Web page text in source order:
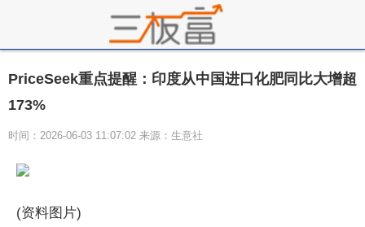
PriceSeek重点提醒：印度从中国进口化肥同比大增超
173%
时间：2026-06-03 11:07:02 来源：生意社
(资料图片)